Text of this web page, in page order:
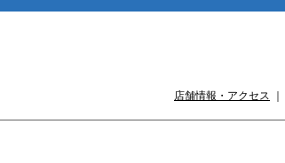
店舗情報・アクセス